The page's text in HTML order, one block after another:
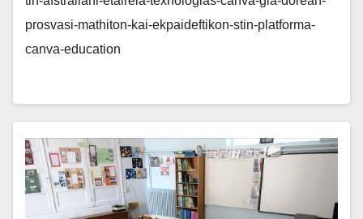
prosvasi-mathiton-kai-ekpaideftikon-stin-platforma-
canva-education